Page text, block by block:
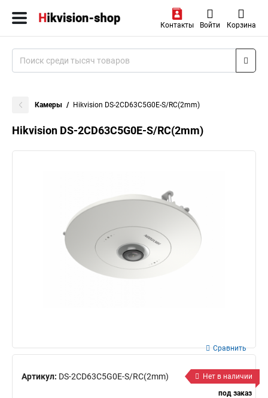
Контакты Войти Корзина
Камеры Hikvision DS-2CD63C5G0E-S/RC(2mm)
Hikvision DS-2CD63C5G0E-S/RC(2mm)
Артикул: DS-2CD63C5G0E-S/RC(2mm)
Сравнить
Нет в наличии
под заказ